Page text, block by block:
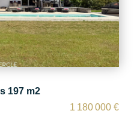
en famille ou entre
la possibilité de
et dispose d'un
maison allie
privilégié à proximité
pas à nous contacter.
197 m2
1 180 000 €